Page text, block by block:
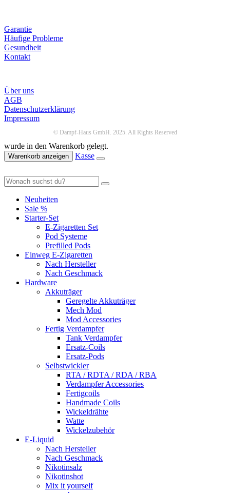
Garantie
Häufige Probleme
Gesundheit
Kontakt
Über uns
AGB
Datenschutzerklärung
Impressum
© Dampf-Haus GmbH. 2025. All Rights Reserved
wurde in den Warenkorb gelegt.
Warenkorb anzeigen Kasse
Neuheiten
Sale %
Starter-Set
E-Zigaretten Set
Pod Systeme
Prefilled Pods
Einweg E-Zigaretten
Nach Hersteller
Nach Geschmack
Hardware
Akkuträger
Geregelte Akkuträger
Mech Mod
Mod Accessories
Fertig Verdampfer
Tank Verdampfer
Ersatz-Coils
Ersatz-Pods
Selbstwickler
RTA / RDTA / RDA / RBA
Verdampfer Accessories
Fertigcoils
Handmade Coils
Wickeldrähte
Watte
Wickelzubehör
E-Liquid
Nach Hersteller
Nach Geschmack
Nikotinsalz
Nikotinshot
Mix it yourself